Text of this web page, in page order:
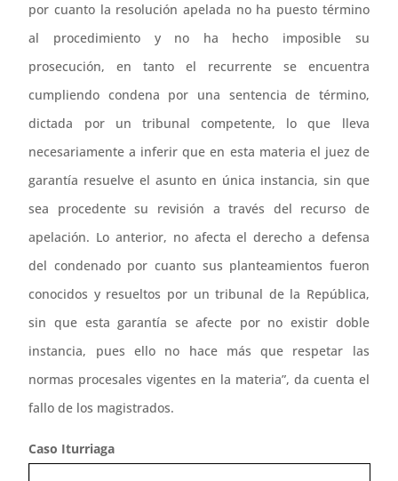
por cuanto la resolución apelada no ha puesto término
al procedimiento y no ha hecho imposible su
prosecución, en tanto el recurrente se encuentra
cumpliendo condena por una sentencia de término,
dictada por un tribunal competente, lo que lleva
necesariamente a inferir que en esta materia el juez de
garantía resuelve el asunto en única instancia, sin que
sea procedente su revisión a través del recurso de
apelación. Lo anterior, no afecta el derecho a defensa
del condenado por cuanto sus planteamientos fueron
conocidos y resueltos por un tribunal de la República,
sin que esta garantía se afecte por no existir doble
instancia, pues ello no hace más que respetar las
normas procesales vigentes en la materia”, da cuenta el
fallo de los magistrados.
Caso Iturriaga